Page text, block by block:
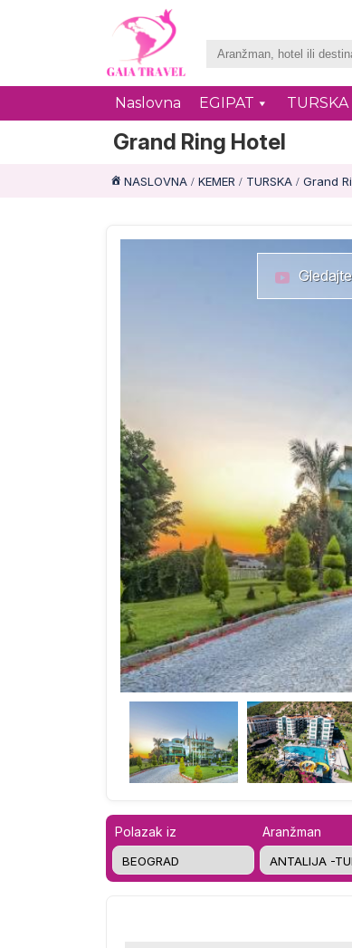
Naslovna EGIPAT TURSKA
Grand Ring Hotel
NASLOVNA KEMER TURSKA Grand
Polazak iz Aranžman